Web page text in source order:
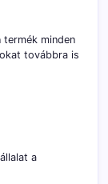
termék minden
továbbra is
a